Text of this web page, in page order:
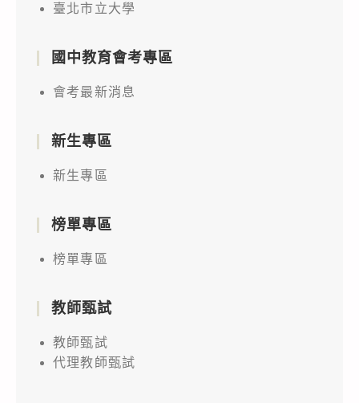
臺北市立大學
國中教育會考專區
會考最新消息
新生專區
新生專區
榜單專區
榜單專區
教師甄試
教師甄試
代理教師甄試